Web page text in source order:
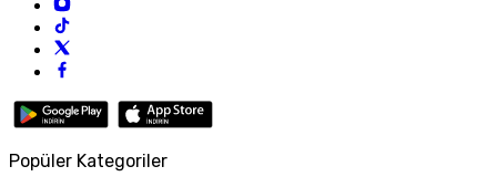
Popüler Kategoriler